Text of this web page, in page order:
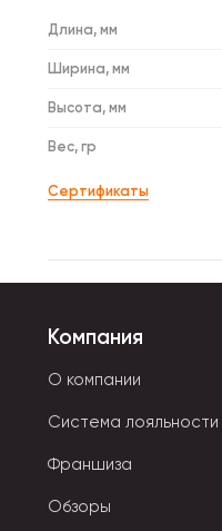
Длина, мм
Ширина, мм
Высота, мм
Вес, гр
Сертификаты
Компания
О компании
Система лояльности
Франшиза
Обзоры